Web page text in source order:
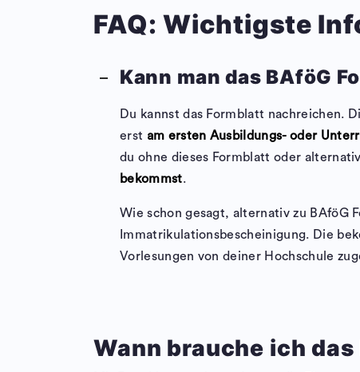
FAQ: Wichtigste
Kann man das BAföG
Du kannst das Formblatt nachreichen.
erst am ersten Ausbildungs- oder
du ohne dieses Formblatt oder
bekommst.
Wie schon gesagt, alternativ zu BAföG
Immatrikulationsbescheinigung. Die
Vorlesungen von deiner Hochschule
Wann brauche ich